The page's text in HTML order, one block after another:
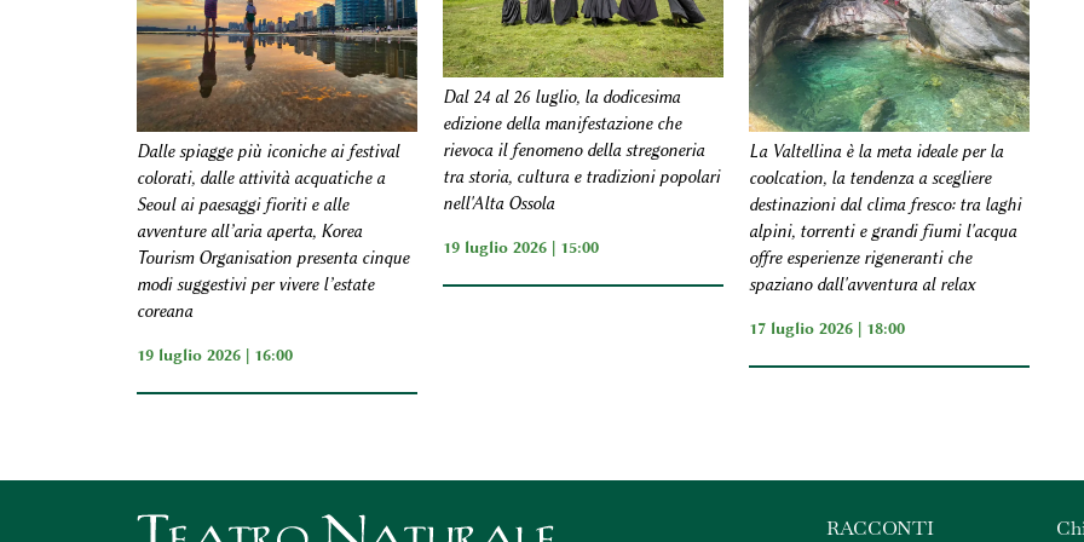
Dalle spiagge più iconiche ai festival
colorati, dalle attività acquatiche a
Seoul ai paesaggi fioriti e alle
avventure all’aria aperta, Korea
Tourism Organisation presenta cinque
modi suggestivi per vivere l’estate
coreana
19 luglio 2026 | 16:00
Dal 24 al 26 luglio, la dodicesima
edizione della manifestazione che
rievoca il fenomeno della stregoneria
tra storia, cultura e tradizioni popolari
nell'Alta Ossola
19 luglio 2026 | 15:00
La Valtellina è la meta ideale per la
coolcation, la tendenza a scegliere
destinazioni dal clima fresco: tra laghi
alpini, torrenti e grandi fiumi l'acqua
offre esperienze rigeneranti che
spaziano dall'avventura al relax
17 luglio 2026 | 18:00
RACCONTI